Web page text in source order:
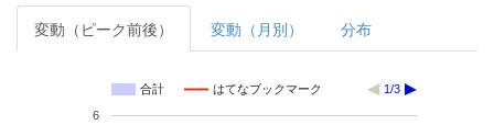
変動（ピーク前後） 変動（月別） 分布
合計 はてなブックマーク 1/3
6